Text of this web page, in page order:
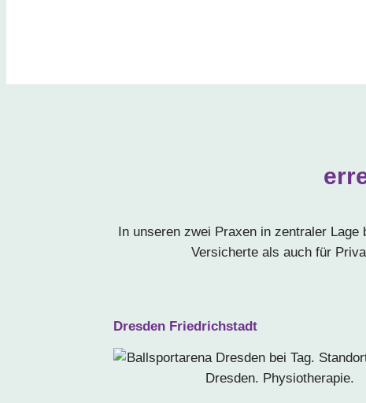
In unseren zwei Praxen in zentraler
Versicherte als auch für
Dresden Friedrichstadt